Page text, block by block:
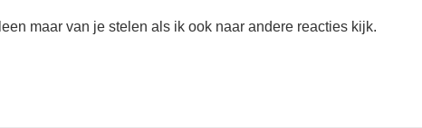
maar van je stelen als ik ook naar andere reacties kijk.